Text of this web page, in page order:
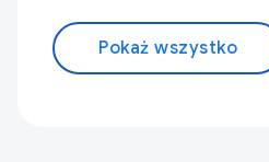
Pokaż wszystko